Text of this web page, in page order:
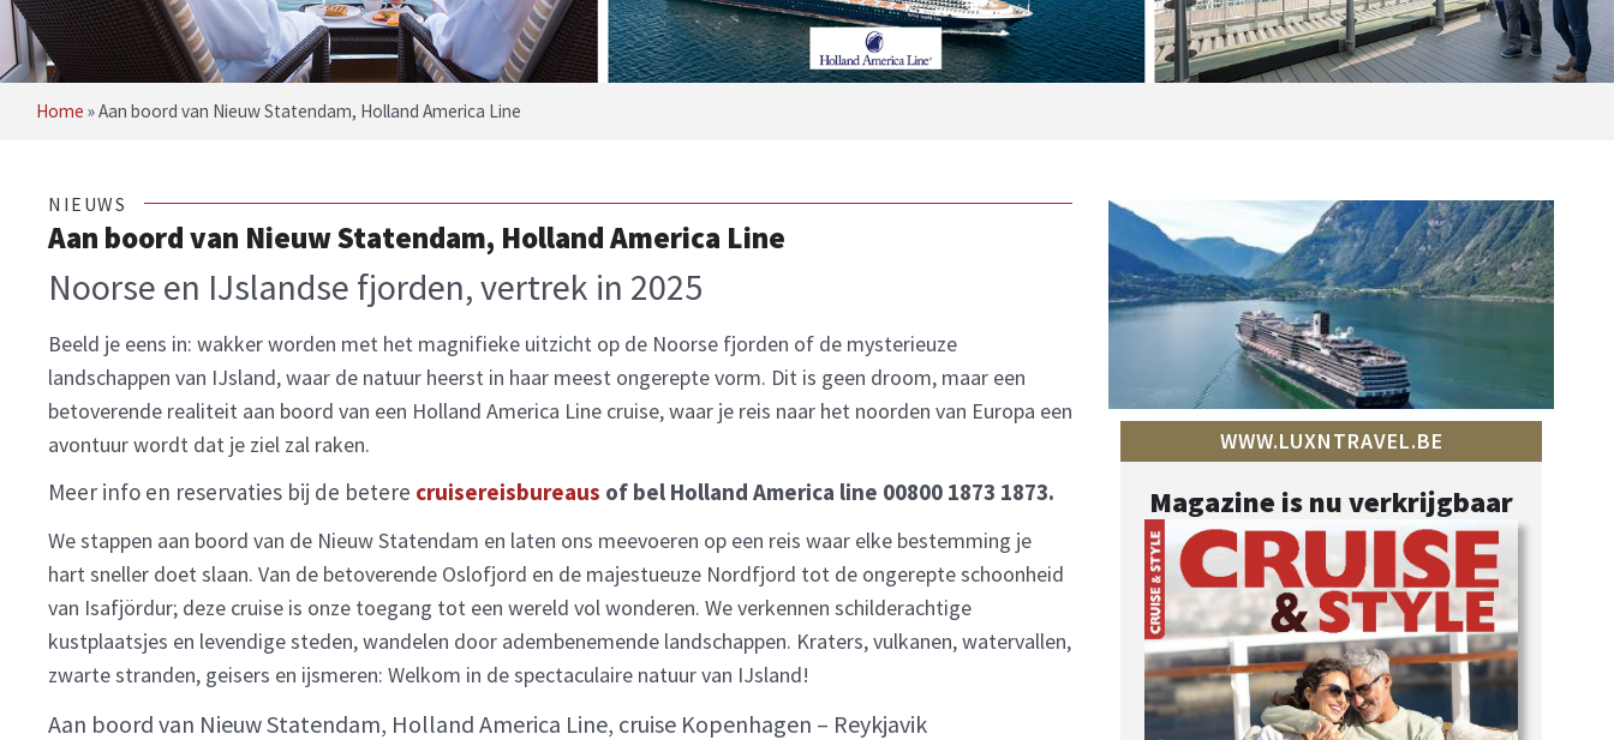
Home »Aan boord van Nieuw Statendam, Holland America Line
NIEUWS
Aan boord van Nieuw Statendam, Holland America Line
Noorse en IJslandse fjorden, vertrek in 2025
Beeld je eens in: wakker worden met het magnifieke uitzicht op de Noorse fjorden of de mysterieuze
landschappen van IJsland, waar de natuur heerst in haar meest ongerepte vorm. Dit is geen droom, maar een
betoverende realiteit aan boord van een Holland America Line cruise, waar je reis naar het noorden van Europa een
avontuur wordt dat je ziel zal raken.
Meer info en reservaties bij de betere cruisereisbureaus of bel Holland America line 00800 1873 1873.
We stappen aan boord van de Nieuw Statendam en laten ons meevoeren op een reis waar elke bestemming je
hart sneller doet slaan. Van de betoverende Oslofjord en de majestueuze Nordfjord tot de ongerepte schoonheid
van Isafjördur; deze cruise is onze toegang tot een wereld vol wonderen. We verkennen schilderachtige
kustplaatsjes en levendige steden, wandelen door adembenemende landschappen. Kraters, vulkanen, watervallen,
zwarte stranden, geisers en ijsmeren: Welkom in de spectaculaire natuur van IJsland!
Aan boord van Nieuw Statendam, Holland America Line, cruise Kopenhagen – Reykjavik
WWW.LUXNTRAVEL.BE
Magazine is nu verkrijgbaar